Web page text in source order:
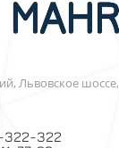
Львовское
322-322